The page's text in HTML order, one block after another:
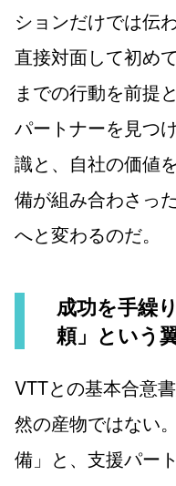
ションだけでは伝
直接対面して初め
までの行動を前提
パートナーを見つ
識と、自社の価値
備が組み合わさっ
へと変わるのだ。
成功を手繰
頼」という
VTTとの基本合意
然の産物ではない
備」と、支援パー